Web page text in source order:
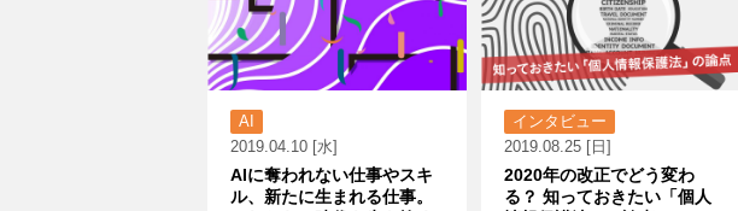
AI
2019.04.10 [水]
AIに奪われない仕事やスキ
ル、新たに生まれる仕事。
インタビュー
2019.08.25 [日]
2020年の改正でどう変わ
る？ 知っておきたい「個人